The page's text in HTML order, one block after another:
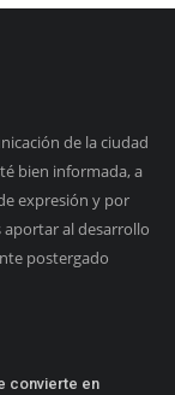
de la ciudad
bien informada, a
expresión y por
al desarrollo
postergado
convierte en